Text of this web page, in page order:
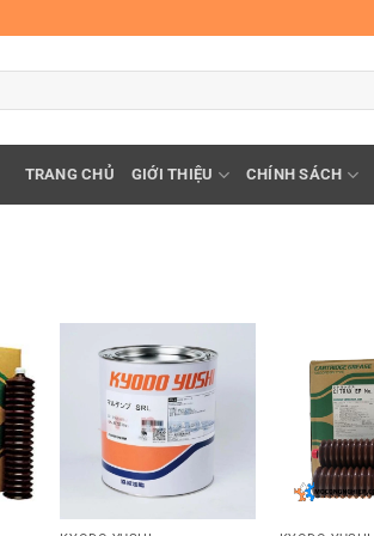
TRANG CHỦ GIỚI THIỆU CHÍNH SÁCH